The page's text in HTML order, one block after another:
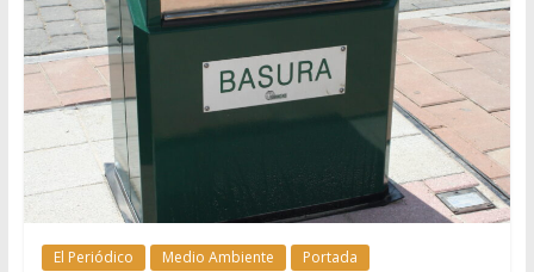
El Periódico Medio Ambiente Portada